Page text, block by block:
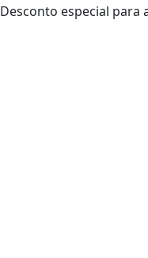
Desconto especial para